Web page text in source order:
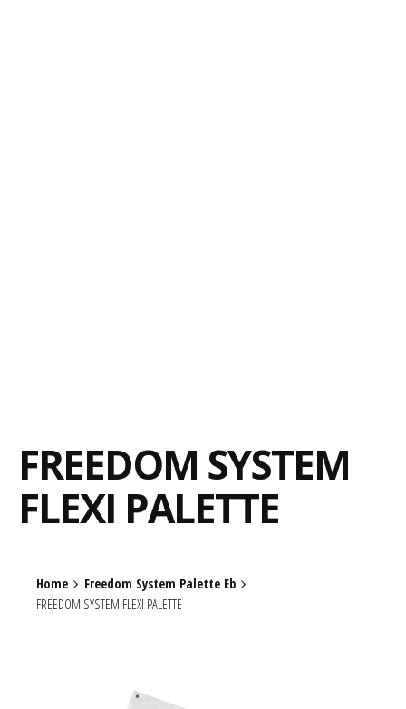
FREEDOM SYSTEM
FLEXI PALETTE
Home
Freedom System Palette Eb
FREEDOM SYSTEM FLEXI PALETTE